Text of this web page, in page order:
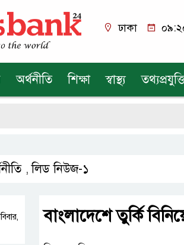
ঢাকা
অর্থনীতি শিক্ষা স্বাস্থ্য
,লিড নিউজ-১
বাংলাদেশে তুর্কি